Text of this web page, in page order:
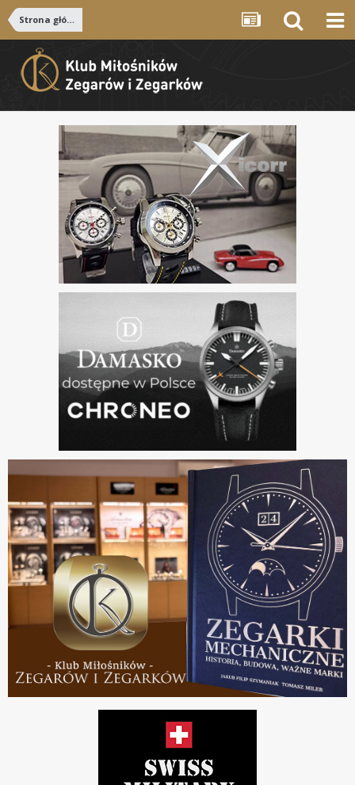
Strona główna